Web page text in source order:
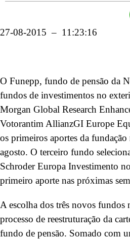
27-08-2015 – 11:23:16
O Funepp, fundo de pensão da
fundos de investimentos no
Morgan Global Research
Votorantim AllianzGI Europe
os primeiros aportes da
agosto. O terceiro fundo
Schroder Europa Investimento
primeiro aporte nas próximas
A escolha dos três novos fundos
processo de reestruturação da
fundo de pensão. Somado com